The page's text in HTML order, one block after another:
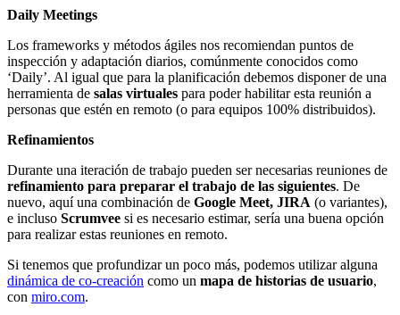
Daily Meetings
Los frameworks y métodos ágiles nos recomiendan puntos de
inspección y adaptación diarios, comúnmente conocidos como
‘Daily’. Al igual que para la planificación debemos disponer de una
herramienta de salas virtuales para poder habilitar esta reunión a
personas que estén en remoto (o para equipos 100% distribuidos).
Refinamientos
Durante una iteración de trabajo pueden ser necesarias reuniones de
refinamiento para preparar el trabajo de las siguientes. De
nuevo, aquí una combinación de Google Meet, JIRA (o variantes),
e incluso Scrumvee si es necesario estimar, sería una buena opción
para realizar estas reuniones en remoto.
Si tenemos que profundizar un poco más, podemos utilizar alguna
dinámica de co-creación como un mapa de historias de usuario,
con miro.com.